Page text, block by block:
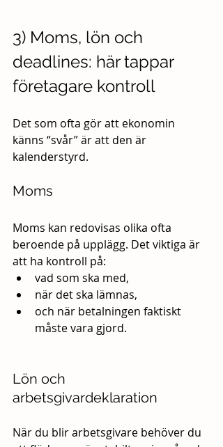
3) Moms, lön och
deadlines: här tappar
företagare kontroll
Det som ofta gör att ekonomin
känns “svår” är att den är
kalenderstyrd.
Moms
Moms kan redovisas olika ofta
beroende på upplägg. Det viktiga är
att ha kontroll på:
vad som ska med,
när det ska lämnas,
och när betalningen faktiskt
måste vara gjord.
Lön och
arbetsgivardeklaration
När du blir arbetsgivare behöver du